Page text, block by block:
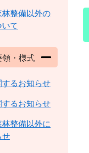
整備以外の
いて
領・様式
るお知らせ
るお知らせ
整備以外に
せ